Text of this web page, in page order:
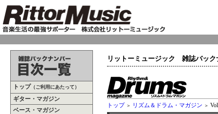
トップ （ご利用にあたって）
ギター・マガジン
ベース・マガジン
リットーミュージック 雑誌バック
トップ ＞ リズム＆ドラム・マガジン ＞